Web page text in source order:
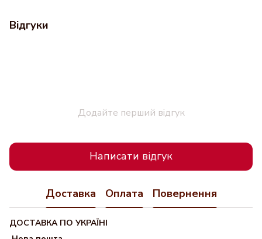
Відгуки
Додайте перший відгук
Написати відгук
Доставка Оплата Повернення
ДОСТАВКА ПО УКРАЇНІ